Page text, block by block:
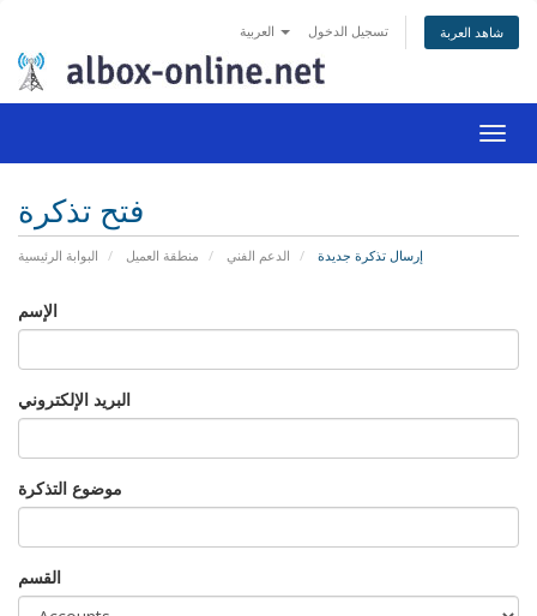
تسجيل الدخول شاهد العربة
فتح تذكرة
البوابة الرئيسية منطقة العميل الدعم الفني إرسال تذكرة جديدة
الإسم
البريد الإلكتروني
موضوع التذكرة
القسم